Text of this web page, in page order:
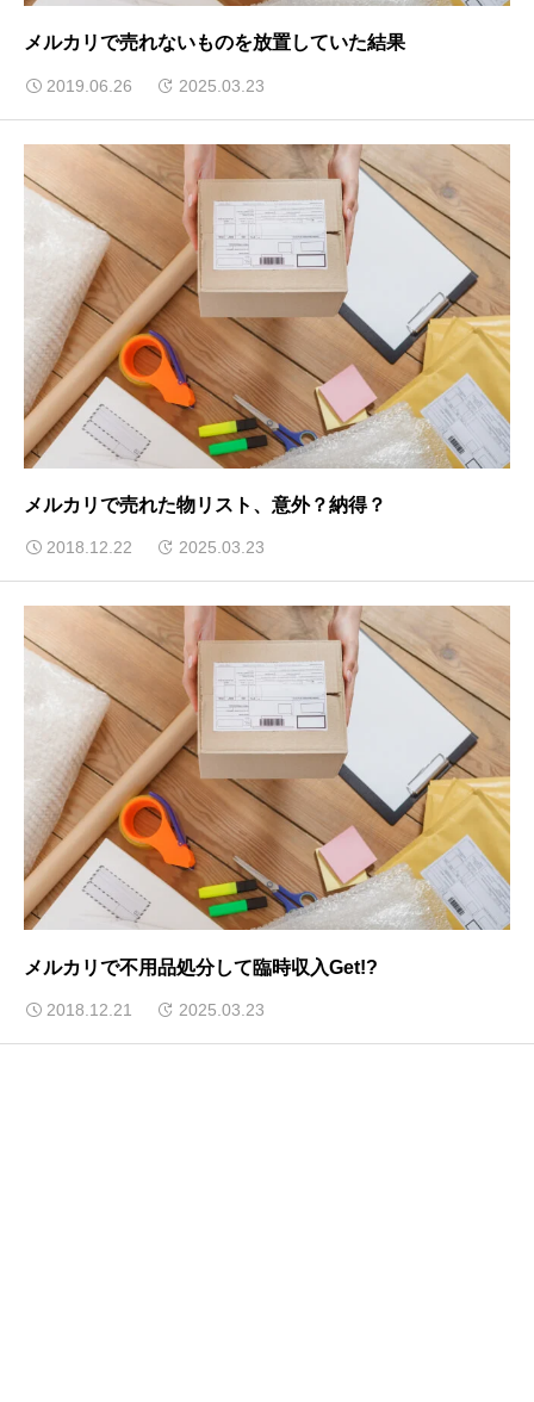
メルカリで売れないものを放置していた結果
2019.06.26 2025.03.23
メルカリで売れた物リスト、意外？納得？
2018.12.22 2025.03.23
メルカリで不用品処分して臨時収入Get!?
2018.12.21 2025.03.23